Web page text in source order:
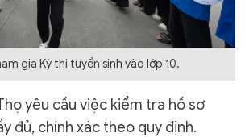
gia Kỳ thi tuyển sinh vào lớp 10.
yêu cầu việc kiểm tra hồ sơ
đủ, chính xác theo quy định.